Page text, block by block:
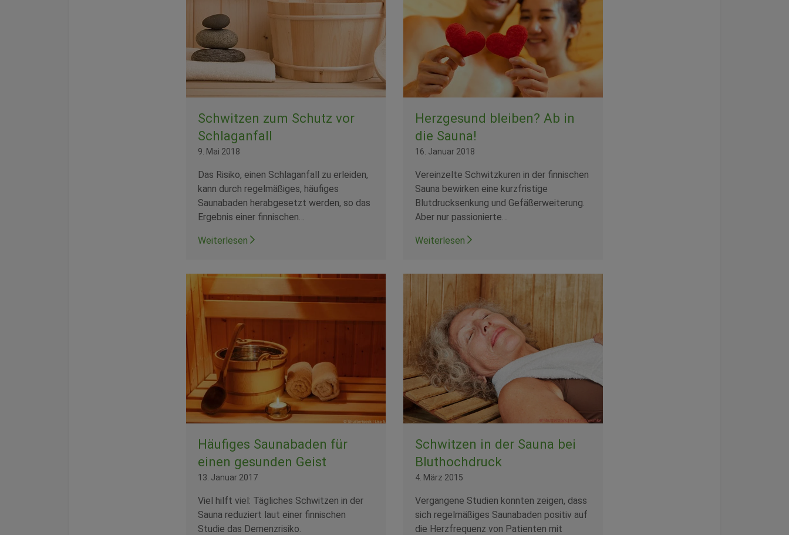
Schwitzen zum Schutz vor
Schlaganfall
9. Mai 2018
Das Risiko, einen Schlaganfall zu erleiden,
kann durch regelmäßiges, häufiges
Saunabaden herabgesetzt werden, so das
Ergebnis einer finnischen…
Weiterlesen
Herzgesund bleiben? Ab in
die Sauna!
16. Januar 2018
Vereinzelte Schwitzkuren in der finnischen
Sauna bewirken eine kurzfristige
Blutdrucksenkung und Gefäßerweiterung.
Aber nur passionierte…
Weiterlesen
Häufiges Saunabaden für
einen gesunden Geist
13. Januar 2017
Viel hilft viel: Tägliches Schwitzen in der
Sauna reduziert laut einer finnischen
Studie das Demenzrisiko.
Schwitzen in der Sauna bei
Bluthochdruck
4. März 2015
Vergangene Studien konnten zeigen, dass
sich regelmäßiges Saunabaden positiv auf
die Herzfrequenz von Patienten mit